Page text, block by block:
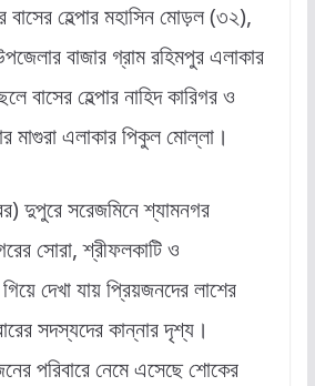
বাসের হেল্পার মহাসিন মোড়ল (৩২),
উপজেলার বাজার গ্রাম রহিমপুর এলাকার
বাসের হেল্পার নাহিদ কারিগর ও
মাগুরা এলাকার পিকুল মোল্লা।
দুপুরে সরেজমিনে শ্যামনগর
সোরা, শ্রীফলকাটি ও
দেখা যায় প্রিয়জনদের লাশের
সদস্যদের কান্নার দৃশ্য।
পরিবারে নেমে এসেছে শোকের